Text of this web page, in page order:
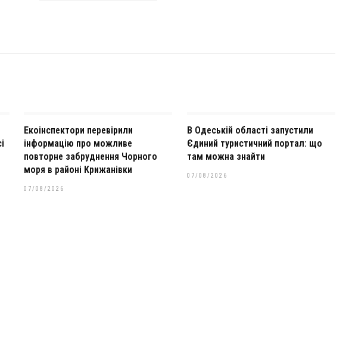
Екоінспектори перевірили
інформацію про можливе
повторне забруднення Чорного
моря в районі Крижанівки
07/08/2026
В Одеській області запустили
Єдиний туристичний портал: що
там можна знайти
07/08/2026